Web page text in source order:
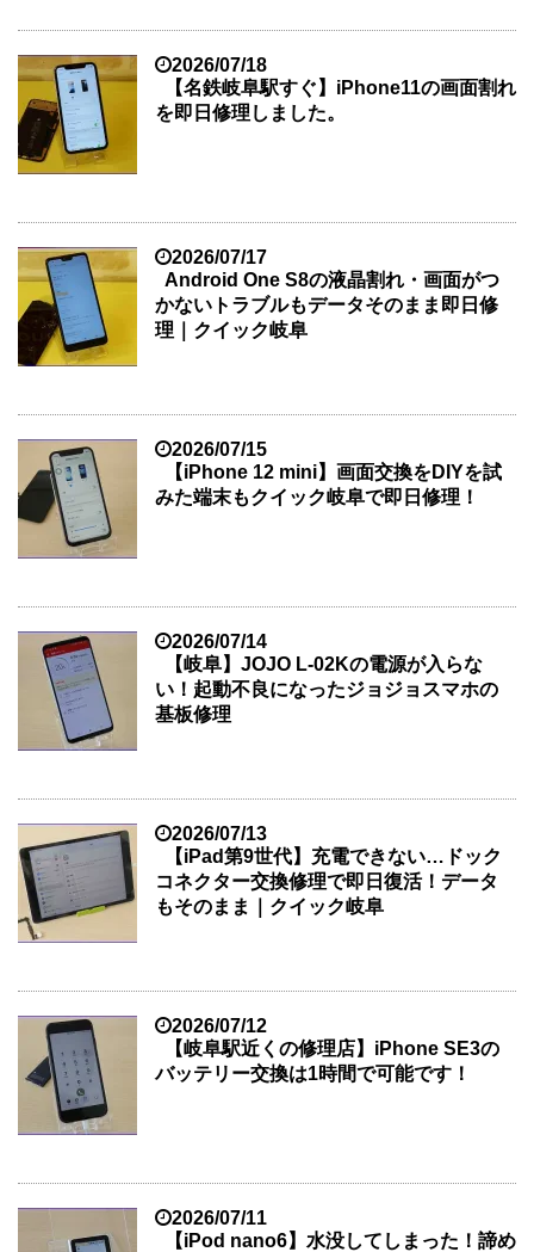
2026/07/18
【名鉄岐阜駅すぐ】iPhone11の画面割れ
を即日修理しました。
2026/07/17
Android One S8の液晶割れ・画面がつ
かないトラブルもデータそのまま即日修
理｜クイック岐阜
2026/07/15
【iPhone 12 mini】画面交換をDIYを試
みた端末もクイック岐阜で即日修理！
2026/07/14
【岐阜】JOJO L-02Kの電源が入らな
い！起動不良になったジョジョスマホの
基板修理
2026/07/13
【iPad第9世代】充電できない…ドック
コネクター交換修理で即日復活！データ
もそのまま｜クイック岐阜
2026/07/12
【岐阜駅近くの修理店】iPhone SE3の
バッテリー交換は1時間で可能です！
2026/07/11
【iPod nano6】水没してしまった！諦め